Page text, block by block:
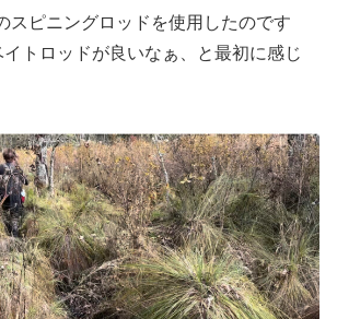
スピニングロッドを使用したのです
トロッドが良いなぁ、と最初に感じ